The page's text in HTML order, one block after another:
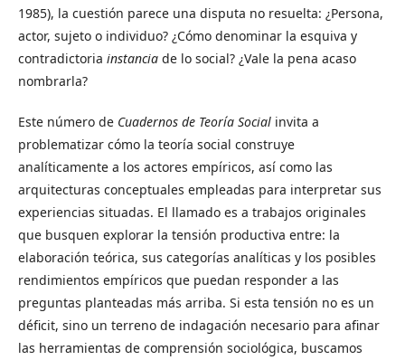
1985), la cuestión parece una disputa no resuelta: ¿Persona,
actor, sujeto o individuo? ¿Cómo denominar la esquiva y
contradictoria instancia de lo social? ¿Vale la pena acaso
nombrarla?
Este número de Cuadernos de Teoría Social invita a
problematizar cómo la teoría social construye
analíticamente a los actores empíricos, así como las
arquitecturas conceptuales empleadas para interpretar sus
experiencias situadas. El llamado es a trabajos originales
que busquen explorar la tensión productiva entre: la
elaboración teórica, sus categorías analíticas y los posibles
rendimientos empíricos que puedan responder a las
preguntas planteadas más arriba. Si esta tensión no es un
déficit, sino un terreno de indagación necesario para afinar
las herramientas de comprensión sociológica, buscamos